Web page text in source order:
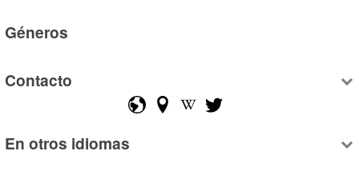
Géneros
Contacto
En otros idiomas